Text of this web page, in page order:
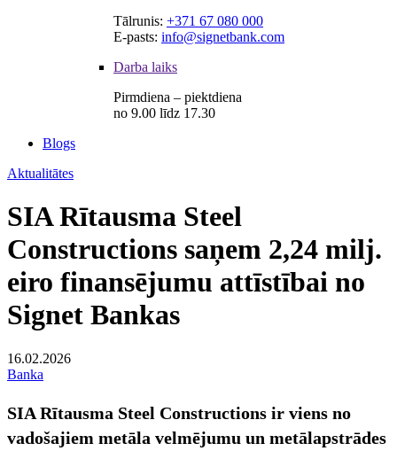
Tālrunis: +371 67 080 000
E-pasts: info@signetbank.com
Darba laiks
Pirmdiena – piektdiena
no 9.00 līdz 17.30
Blogs
Aktualitātes
SIA Rītausma Steel
Constructions saņem 2,24 milj.
eiro finansējumu attīstībai no
Signet Bankas
16.02.2026
Banka
SIA Rītausma Steel Constructions ir viens no
vadošajiem metāla velmējumu un metālapstrādes